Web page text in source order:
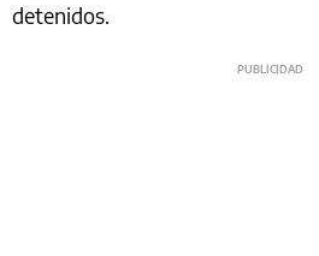
detenidos.